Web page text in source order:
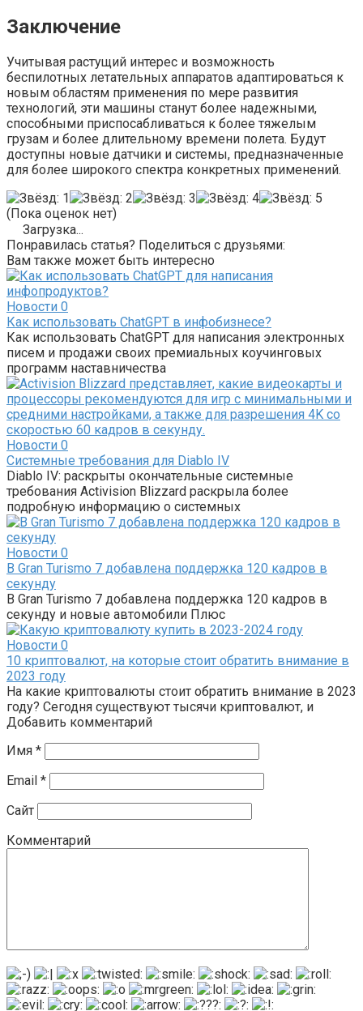
Заключение
Учитывая растущий интерес и возможность
беспилотных летательных аппаратов адаптироваться к
новым областям применения по мере развития
технологий, эти машины станут более надежными,
способными приспосабливаться к более тяжелым
грузам и более длительному времени полета. Будут
доступны новые датчики и системы, предназначенные
для более широкого спектра конкретных применений.
(Пока оценок нет)
Загрузка...
Понравилась статья? Поделиться с друзьями:
Вам также может быть интересно
Новости 0
Как использовать ChatGPT в инфобизнесе?
Как использовать ChatGPT для написания электронных
писем и продажи своих премиальных коучинговых
программ наставничества
Новости 0
Системные требования для Diablo IV
Diablo IV: раскрыты окончательные системные
требования Activision Blizzard раскрыла более
подробную информацию о системных
Новости 0
В Gran Turismo 7 добавлена ​​поддержка 120 кадров в
секунду
В Gran Turismo 7 добавлена ​​поддержка 120 кадров в
секунду и новые автомобили Плюс
Новости 0
10 криптовалют, на которые стоит обратить внимание в
2023 году
На какие криптовалюты стоит обратить внимание в 2023
году? Сегодня существуют тысячи криптовалют, и
Добавить комментарий
Имя *
Email *
Сайт
Комментарий